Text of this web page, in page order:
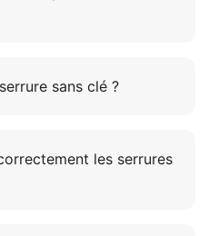
sans clé ?
les serrures